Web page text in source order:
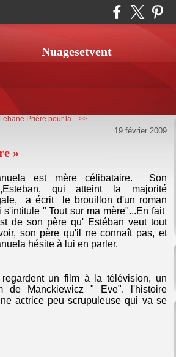
Nuagesetvent
Prière pour la... >>
19 février 2009
»
est mère célibataire. Son
qui atteint la majorité
a écrit le brouillon d'un roman
s'intitule " Tout sur ma mère"...En fait
de son père qu' Estéban veut tout
son père qu'il ne connaît pas, et
hésite à lui en parler.
regardent un film à la télévision, un
de Manckiewicz " Eve". l'histoire
actrice peu scrupuleuse qui va se